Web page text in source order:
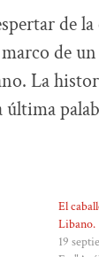
de
de
La
última
El
Libano.
19